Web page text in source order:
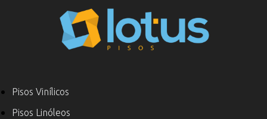
Pisos Vinílicos
Pisos Linóleos